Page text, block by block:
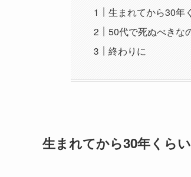
生まれてから30年
50代で死ぬべきな
終わりに
生まれてから30年くら